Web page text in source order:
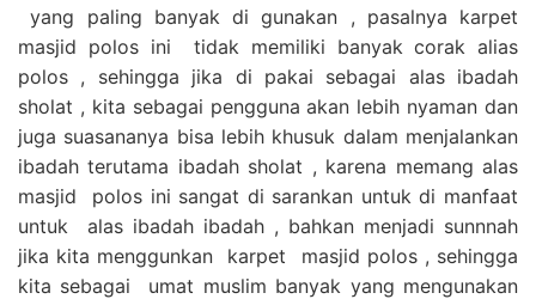
yang paling banyak di gunakan , pasalnya karpet
masjid polos ini tidak memiliki banyak corak alias
polos , sehingga jika di pakai sebagai alas ibadah
sholat , kita sebagai pengguna akan lebih nyaman dan
juga suasananya bisa lebih khusuk dalam menjalankan
ibadah terutama ibadah sholat , karena memang alas
masjid polos ini sangat di sarankan untuk di manfaat
untuk alas ibadah ibadah , bahkan menjadi sunnnah
jika kita menggunkan karpet masjid polos , sehingga
kita sebagai umat muslim banyak yang mengunakan